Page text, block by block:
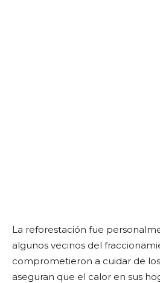
La reforestación fue
algunos vecinos del
comprometieron a cuidar de
aseguran que el calor en sus